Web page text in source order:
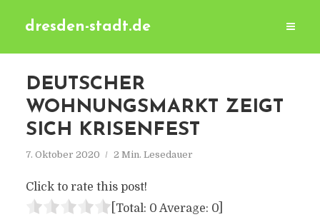
dresden-stadt.de
DEUTSCHER
WOHNUNGSMARKT ZEIGT
SICH KRISENFEST
7. Oktober 2020 2 Min. Lesedauer
Click to rate this post!
[Total: 0 Average: 0]